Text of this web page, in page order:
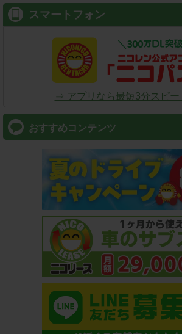
スマートフォン
⇒ アプリなら最短3分スピー
おすすめコンテンツ